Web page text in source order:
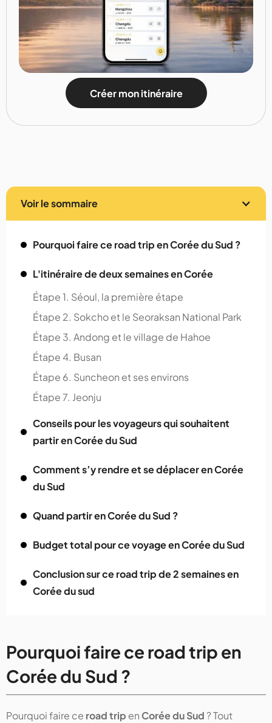
Créer mon itinéraire
Voir le sommaire
Pourquoi faire ce road trip en Corée du Sud ?
L'itinéraire de deux semaines en Corée
Étape 1. Séoul, la première étape
Étape 2. Sokcho et le Seoraksan National Park
Étape 3. Andong et le village de Hahoe
Étape 4. Busan
Étape 6. Suncheon et ses environs
Étape 7. Jeonju
Conseils pour les voyageurs qui souhaitent
partir en Corée du Sud
Comment s’y rendre et se déplacer en Corée
du Sud
Quand partir en Corée du Sud ?
Budget total pour ce voyage en Corée du Sud
Conclusion sur ce road trip de 2 semaines en
Corée du sud
Pourquoi faire ce road trip en
Corée du Sud ?
Pourquoi faire ce road trip en Corée du Sud? Tout